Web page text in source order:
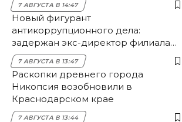
7 АВГУСТА В 14:47
Новый фигурант
антикоррупционного дела:
задержан экс-директор филиала
НЭСК Крымска
7 АВГУСТА В 13:47
Раскопки древнего города
Никопсия возобновили в
Краснодарском крае
7 АВГУСТА В 13:44